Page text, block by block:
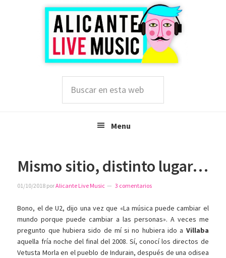
esta
Menu
Mismo sitio, distinto lugar…
01/10/2018 porAlicante Live Music 3 comentarios
Bono, el de U2, dijo una vez que «La música puede cambiar el
mundo porque puede cambiar a las personas». A veces me
pregunto que hubiera sido de mí si no hubiera ido a Villaba
aquella fría noche del final del 2008. Sí, conocí los directos de
Vetusta Morla en el pueblo de Indurain, después de una odisea